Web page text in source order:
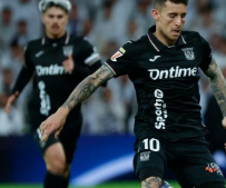
Magazin
Gayrimenkul
Spor